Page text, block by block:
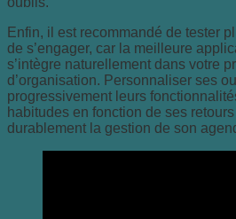
Enfin, il est recommandé de tester
de s’engager, car la meilleure
s’intègre naturellement dans votre
d’organisation. Personnaliser ses
progressivement leurs
habitudes en fonction de ses
durablement la gestion de son